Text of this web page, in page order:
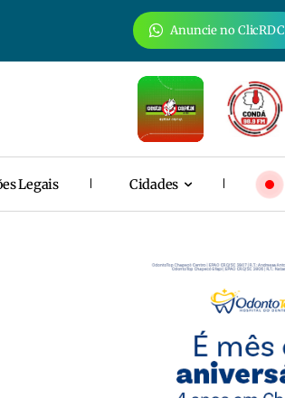
Anuncie no ClicRDC
Legais Cidades